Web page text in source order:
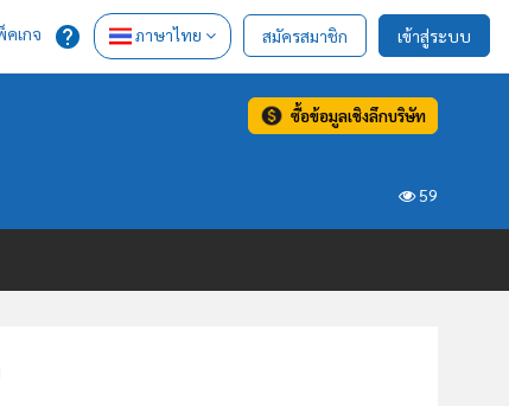
เกจ ภาษาไทย สมัครสมาชิก เข้าสู่ระบบ
ซื้อข้อมูลเชิงลึกบริษัท
59